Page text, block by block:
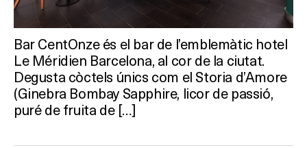
Bar CentOnze és el bar de l’emblemàtic hotel
Le Méridien Barcelona, ​​al cor de la ciutat.
Degusta còctels únics com el Storia d’Amore
(Ginebra Bombay Sapphire, licor de passió,
puré de fruita de […]